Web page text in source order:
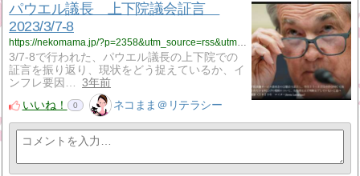
パウエル議長 上下院議会証言
2023/3/7-8
https://nekomama.jp/?p=2358&utm_source=rss&utm_medium=rss&utm_campaign=%25e3%2583%2591%25e3%2582%25a6%25e3%2582%25a8%25e3%2583%25ab%25e8%25ad%25b0%25e9%2595%25b7%25e3%2580%2580%25e4%25b8%258a%25e4%25b8%258b%25e9%2599%25a2%25e8%25ad%25b0%25e4%25bc%259a%25e8%25a8%25bc%25e8%25a8%2580%25e3%2580%25802023-3-7-8
3/7-8で行われた、パウエル議長の上下院での
証言を振り返り、現状をどう捉えているか、イ
ンフレ要因…
3年前
いいね！
0 ネコまま＠リテラシー